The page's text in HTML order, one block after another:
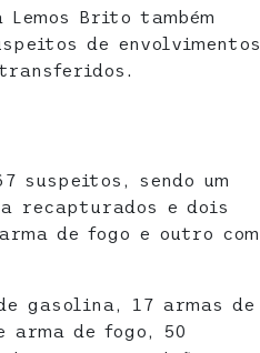
Brito também
de envolvimentos
suspeitos, sendo um
recapturados e dois
de fogo e outro com
gasolina, 17 armas de
de fogo, 50